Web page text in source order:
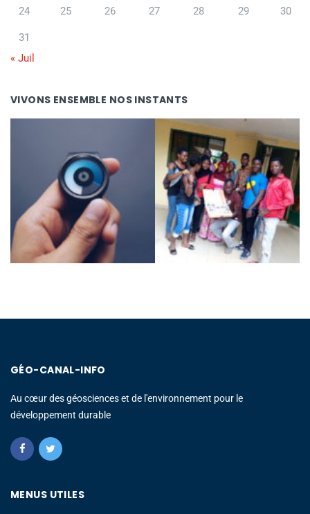
24 25 26 27 28 29 30
31
« Juil
VIVONS ENSEMBLE NOS INSTANTS
GÉO-CANAL-INFO
Au cœur des géosciences et de l'environnement pour le
développement durable
MENUS UTILES